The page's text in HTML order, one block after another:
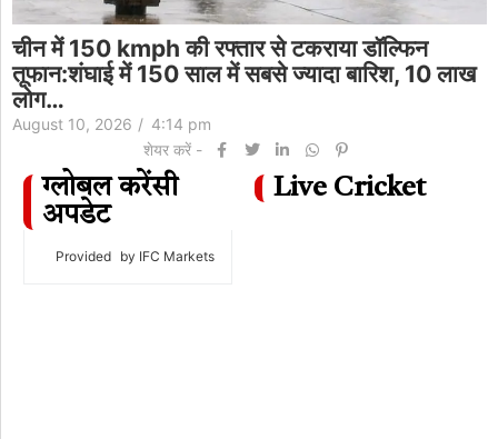
चीन में 150 kmph की रफ्तार से टकराया डॉल्फिन
तूफान:शंघाई में 150 साल में सबसे ज्यादा बारिश, 10 लाख
लोग…
August 10, 2026 / 4:14 pm
शेयर करें -
ग्लोबल करेंसी
अपडेट
Provided by IFC Markets
Live Cricket